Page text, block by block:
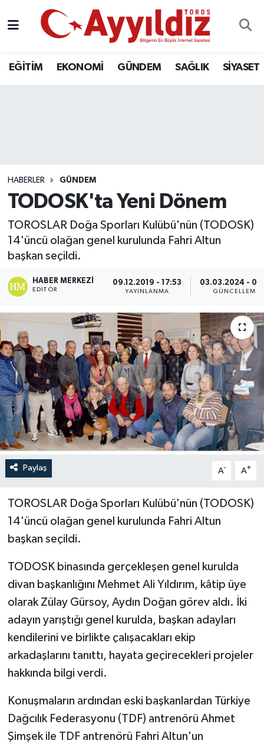
EĞİTİM EKONOMİ GÜNDEM SAĞLIK SİYASET
HABERLER GÜNDEM
TODOSK'ta Yeni Dönem
TOROSLAR Doğa Sporları Kulübü'nün (TODOSK)
14'üncü olağan genel kurulunda Fahri Altun
başkan seçildi.
HABER MERKEZI
EDITÖR
09.12.2019 - 17:53
YAYINLANMA
03.03.2024 -
GÜNCELLEME
Paylaş A- A+
TOROSLAR Doğa Sporları Kulübü'nün (TODOSK)
14'üncü olağan genel kurulunda Fahri Altun
başkan seçildi.
TODOSK binasında gerçekleşen genel kurulda
divan başkanlığını Mehmet Ali Yıldırım, kâtip üye
olarak Zülay Gürsoy, Aydın Doğan görev aldı. İki
adayın yarıştığı genel kurulda, başkan adayları
kendilerini ve birlikte çalışacakları ekip
arkadaşlarını tanıttı, hayata geçirecekleri projeler
hakkında bilgi verdi.
Konuşmaların ardından eski başkanlardan Türkiye
Dağcılık Federasyonu (TDF) antrenörü Ahmet
Şimşek ile TDF antrenörü Fahri Altun'un